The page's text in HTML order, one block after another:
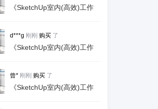
《SketchUp室内(高效)工作
d***g 刚刚 购买 了
《SketchUp室内(高效)工作
曾* 刚刚 购买 了
《SketchUp室内(高效)工作